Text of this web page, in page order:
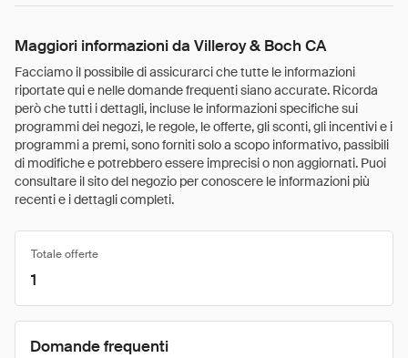
Maggiori informazioni da Villeroy & Boch CA
Facciamo il possibile di assicurarci che tutte le informazioni
riportate qui e nelle domande frequenti siano accurate. Ricorda
però che tutti i dettagli, incluse le informazioni specifiche sui
programmi dei negozi, le regole, le offerte, gli sconti, gli incentivi e i
programmi a premi, sono forniti solo a scopo informativo, passibili
di modifiche e potrebbero essere imprecisi o non aggiornati. Puoi
consultare il sito del negozio per conoscere le informazioni più
recenti e i dettagli completi.
Totale offerte
1
Domande frequenti